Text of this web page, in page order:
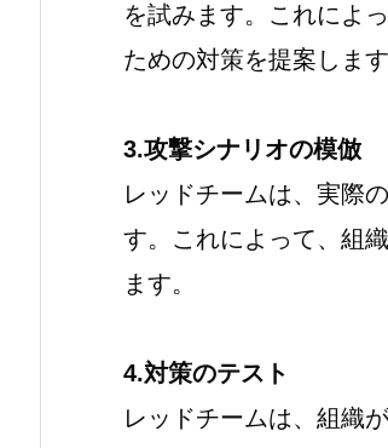
を試みます。これによ
ための対策を提案します
3.攻撃シナリオの模倣
レッドチームは、実際
す。これによって、組
ます。
4.対策のテスト
レッドチームは、組織